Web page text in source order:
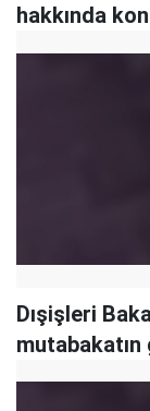
hakkında
Dışişleri
mutabakatın